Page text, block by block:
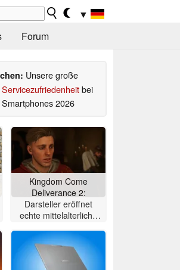
▼
Forum
Unsere große
bei
2026
Kingdom Come
Deliverance 2:
Darsteller eröffnet
echte mittelalterliche